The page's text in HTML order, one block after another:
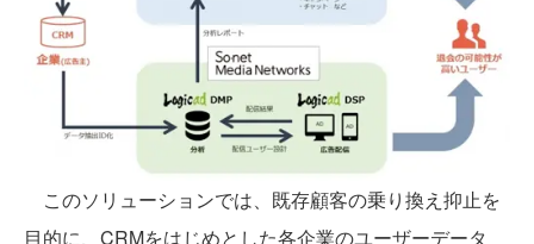
このソリューションでは、既存顧客の乗り換え抑止を
目的に、CRMをはじめとした各企業のユーザーデータ